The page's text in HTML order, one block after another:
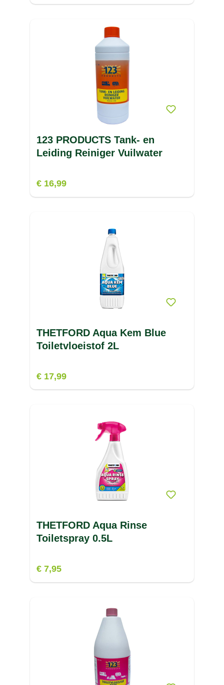
123 PRODUCTS Tank- en
Leiding Reiniger Vuilwater
€ 16,99
THETFORD Aqua Kem Blue
Toiletvloeistof 2L
€ 17,99
THETFORD Aqua Rinse
Toiletspray 0.5L
€ 7,95